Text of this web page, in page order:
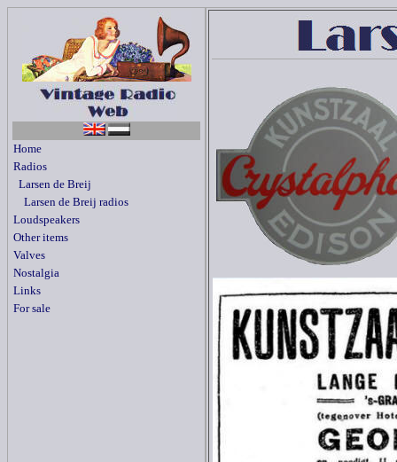
Home
Radios
Larsen de Breij
Larsen de Breij radios
Loudspeakers
Other items
Valves
Nostalgia
Links
For sale